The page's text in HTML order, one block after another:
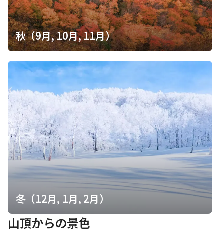
秋（9月, 10月, 11月）
冬（12月, 1月, 2月）
山頂からの景色